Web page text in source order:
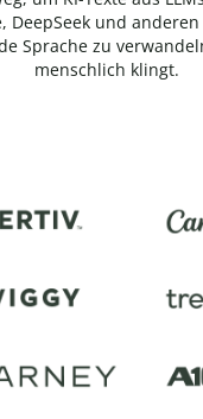
DeepSeek und
Sprache zu
menschlich klingt.